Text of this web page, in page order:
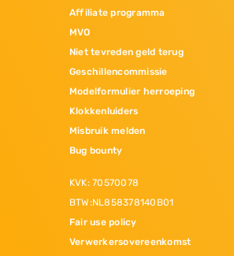
Affiliate programma
MVO
Niet tevreden geld terug
Geschillencommissie
Modelformulier herroeping
Klokkenluiders
Misbruik melden
Bug bounty
KVK: 70570078
BTW:NL858378140B01
Fair use policy
Verwerkersovereenkomst